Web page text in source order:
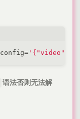
config=
语法否则无法解